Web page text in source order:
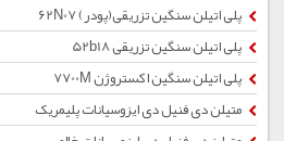
پلی اتیلن سنگین تزریقی(پودر) 62N07
پلی اتیلن سنگین تزریقی 52b18
پلی اتیلن سنگین اکستروژن 7700M
متیلن دی فنیل دی ایزوسیانات پلیمریک